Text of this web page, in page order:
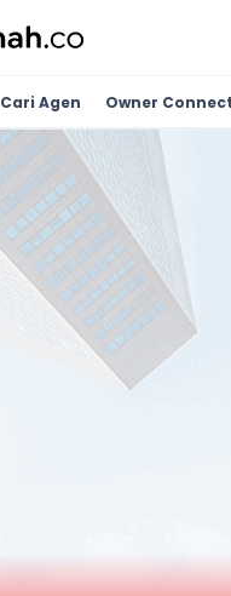
Cari Agen Owner Connect